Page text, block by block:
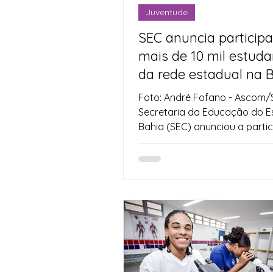
Direitos Humanos
SEC anuncia
mais de 10 mil
da rede estadual na
do Livro da Bahia
Foto: André Fofano - Ascom/
Secretaria da Educação do
Bahia (SEC) anunciou a
de mais de 10 mil estudantes
estadual na Bienal do Livro da
reunindo leitores, escritores e
educadores. Em entrevista
imprensa, na noite de terça-
secretária estadual da
Rowenna Brito, afirmou que o
Juventude